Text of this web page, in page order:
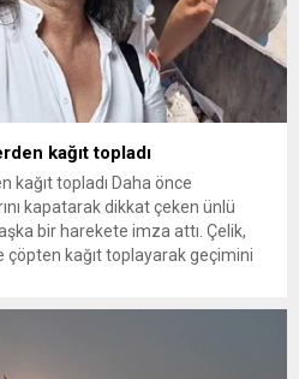
kağıt topladı
kağıt topladı Daha önce
kapatarak dikkat çeken ünlü
bir harekete imza attı. Çelik,
çöpten kağıt toplayarak geçimini